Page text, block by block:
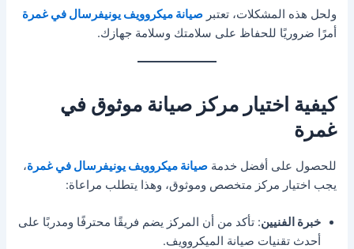
ولحل هذه المشكلات، تعتبرصيانة ميكروويف يونيفرسال في غمرة
أمرًا ضروريًا للحفاظ على سلامتك وسلامة جهازك.
كيفية اختيار مركز صيانة موثوق في
غمرة
للحصول على أفضل خدمةصيانة ميكروويف يونيفرسال في غمرة،
يجب اختيار مركز متخصص وموثوق، وهذا يتطلب مراعاة:
خبرة الفنيين: تأكد من أن المركز يضم فريقًا محترفًا ومدربًا على
أحدث تقنيات صيانة الميكروويف.